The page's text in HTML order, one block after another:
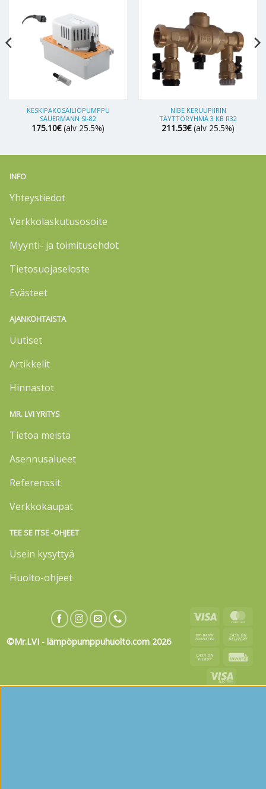
KESKIPAKOSÄILIÖPUMPPU
SAUERMANN SI-82
175.10€ (alv 25.5%)
NIBE KERUUPIIRIN
TÄYTTÖRYHMÄ 3 KB R32
211.53€ (alv 25.5%)
INFO
Yhteystiedot
Verkkolaskutusosoite
Myynti- ja toimitusehdot
Tietosuojaseloste
Evästeet
AJANKOHTAISTA
Uutiset
Artikkelit
Hinnastot
MR. LVI YRITYS
Tietoa meistä
Asennusalueet
Referenssit
Verkkokaupat
TEE SE ITSE -OHJEET
Usein kysyttyä
Huolto-ohjeet
©Mr.LVI - lämpöpumppuhuolto.com 2026
Visa
Bank
Cash
on
Pickup
Visa
Electron